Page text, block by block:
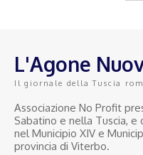
L'Agone
Il giornale della Tuscia
Associazione No Profit
Sabatino e nella Tuscia,
nel Municipio XIV e
provincia di Viterbo.